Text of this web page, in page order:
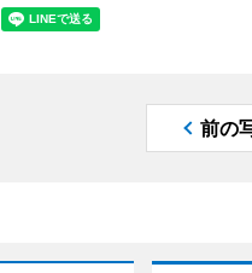
前の